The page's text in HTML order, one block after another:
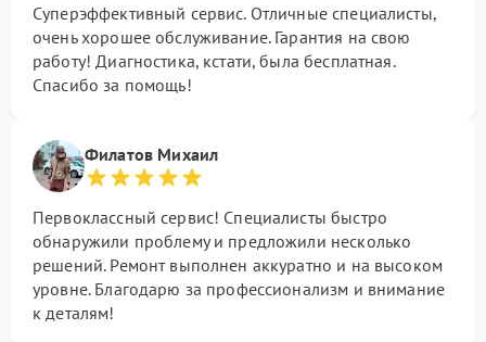
Суперэффективный сервис. Отличные специалисты,
очень хорошее обслуживание. Гарантия на свою
работу! Диагностика, кстати, была бесплатная.
Спасибо за помощь!
Филатов Михаил
Первоклассный сервис! Специалисты быстро
обнаружили проблему и предложили несколько
решений. Ремонт выполнен аккуратно и на высоком
уровне. Благодарю за профессионализм и внимание
к деталям!